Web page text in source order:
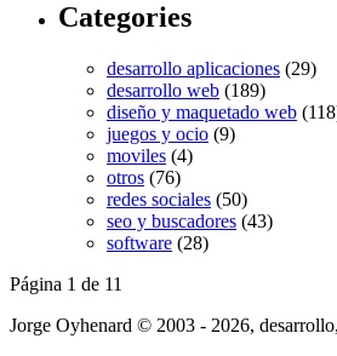
Categories
desarrollo aplicaciones (29)
desarrollo web (189)
diseño y maquetado web
juegos y ocio (9)
moviles (4)
otros (76)
redes sociales (50)
seo y buscadores (43)
software (28)
Página 1 de 11
Jorge Oyhenard © 2003 - 2026,